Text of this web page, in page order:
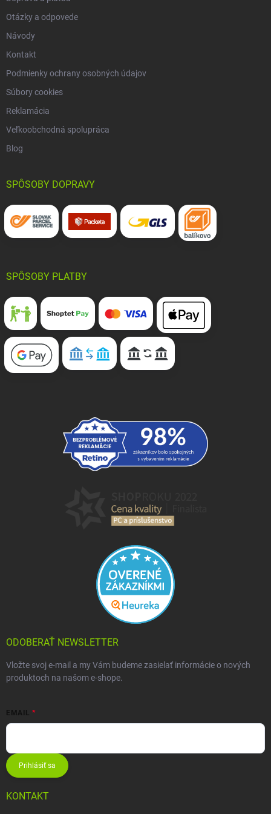
Otázky a odpovede
Návody
Kontakt
Podmienky ochrany osobných údajov
Súbory cookies
Reklamácia
Veľkoobchodná spolupráca
Blog
SPÔSOBY DOPRAVY
SPÔSOBY PLATBY
ODOBERAŤ NEWSLETTER
Vložte svoj e-mail a my Vám budeme zasielať informácie o nových
produktoch na našom e-shope.
EMAIL
Prihlásiť sa
KONTAKT